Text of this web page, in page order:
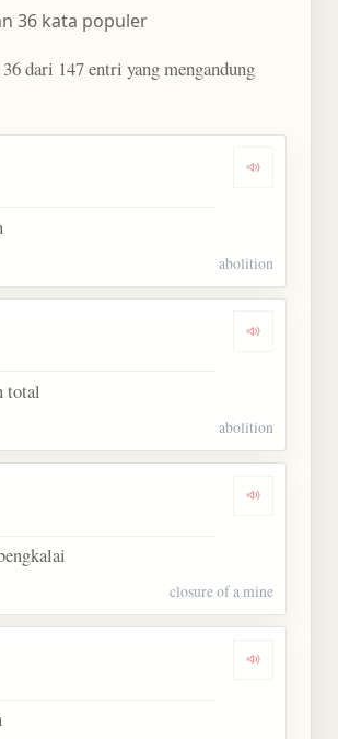
36 kata populer
dari 147 entri yang mengandung
Dengarkan
abolition
Dengarkan
total
abolition
Dengarkan
closure of a mine
Dengarkan